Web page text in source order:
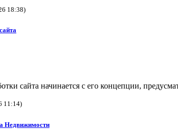
18:38)
сайта начинается с его концепции,
11:14)
Недвижимости